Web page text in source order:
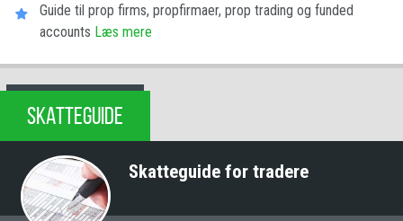
Guide til prop firms, propfirmaer, prop trading og funded
accounts Læs mere
SKATTEGUIDE
Skatteguide for tradere